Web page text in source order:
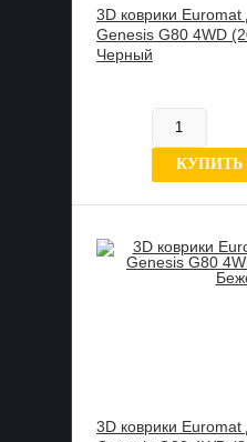
3D коврики Euromat
Genesis G80 4WD
Черный
Нет в наличии
7
КУПИТЬ
3D коврики Euromat